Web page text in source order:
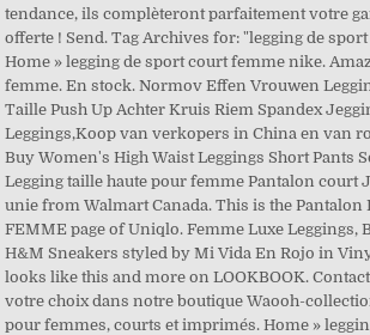
tendance, ils complèteront parfaitement votre
offerte ! Send. Tag Archives for: "legging de
Home » legging de sport court femme nike.
femme. En stock. Normov Effen Vrouwen
Taille Push Up Achter Kruis Riem Spandex
Leggings,Koop van verkopers in China en van
Buy Women's High Waist Leggings Short Pants
Legging taille haute pour femme Pantalon court
unie from Walmart Canada. This is the Pantalon
FEMME page of Uniqlo. Femme Luxe Leggings,
H&M Sneakers styled by Mi Vida En Rojo in
looks like this and more on LOOKBOOK. Contact
votre choix dans notre boutique Waooh-
pour femmes, courts et imprimés. Home »